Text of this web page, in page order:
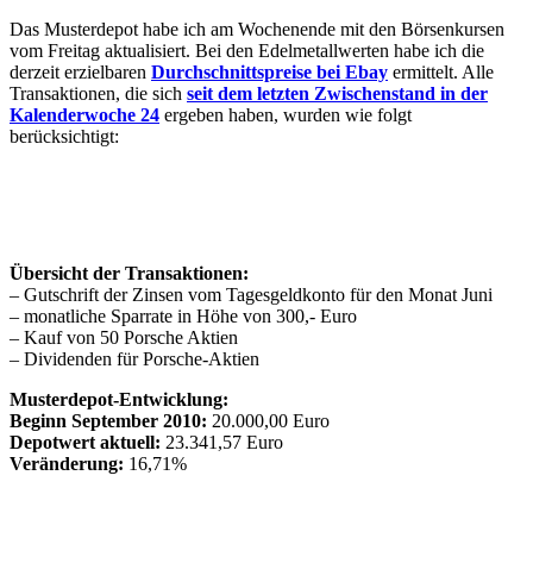
Das Musterdepot habe ich am Wochenende mit den Börsenkursen
vom Freitag aktualisiert. Bei den Edelmetallwerten habe ich die
derzeit erzielbaren Durchschnittspreise bei Ebay ermittelt. Alle
Transaktionen, die sich seit dem letzten Zwischenstand in der
Kalenderwoche 24 ergeben haben, wurden wie folgt
berücksichtigt:
Übersicht der Transaktionen:
– Gutschrift der Zinsen vom Tagesgeldkonto für den Monat Juni
– monatliche Sparrate in Höhe von 300,- Euro
– Kauf von 50 Porsche Aktien
– Dividenden für Porsche-Aktien
Musterdepot-Entwicklung:
Beginn September 2010: 20.000,00 Euro
Depotwert aktuell: 23.341,57 Euro
Veränderung: 16,71%